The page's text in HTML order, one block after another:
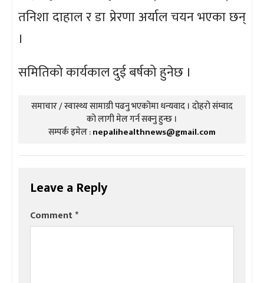
तनिशा दाहाल र डा प्रेरणा अर्याल चयन भएका छन्
।
समितिको कार्यकाल दुई बर्षको हुनेछ ।
समाचार / स्वास्थ्य सामाग्री पढनु भएकोमा धन्यवाद । दोहरो संम्वाद
को लागी मेल गर्न सक्नु हुन्छ ।
सम्पर्क इमेल :nepalihealthnews@gmail.com
Leave a Reply
Comment*